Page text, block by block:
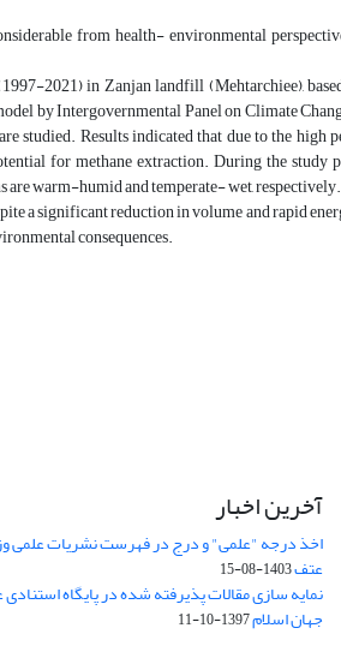
from health- environmental
2021) in Zanjan landfill (Mehtarchiee),
by Intergovernmental Panel on Climate
Results indicated that due to the high
for methane extraction. During the study
warm-humid and temperate- wet, respectively.
a significant reduction in volume and rapid
consequences.
آخرین اخبار
اخذ درجه "علمی" و درج در فهرست نشریات علمی
عتف1403-08-15
نمایه سازی مقالات پذیرفته شده در پایگاه
جهان اسلام1397-10-11